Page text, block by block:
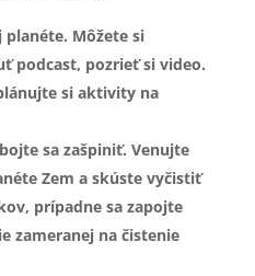
planéte. Môžete si
podcast, pozrieť si video.
si aktivity na
sa zašpiniť. Venujte
Zem a skúste vyčistiť
prípadne sa zapojte
zameranej na čistenie